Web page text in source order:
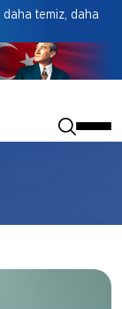
daha temiz, daha